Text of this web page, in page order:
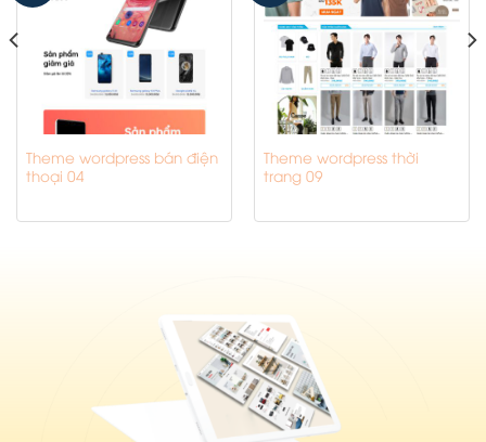
Theme wordpress bán điện
thoại 04
Theme wordpress thời
trang 09